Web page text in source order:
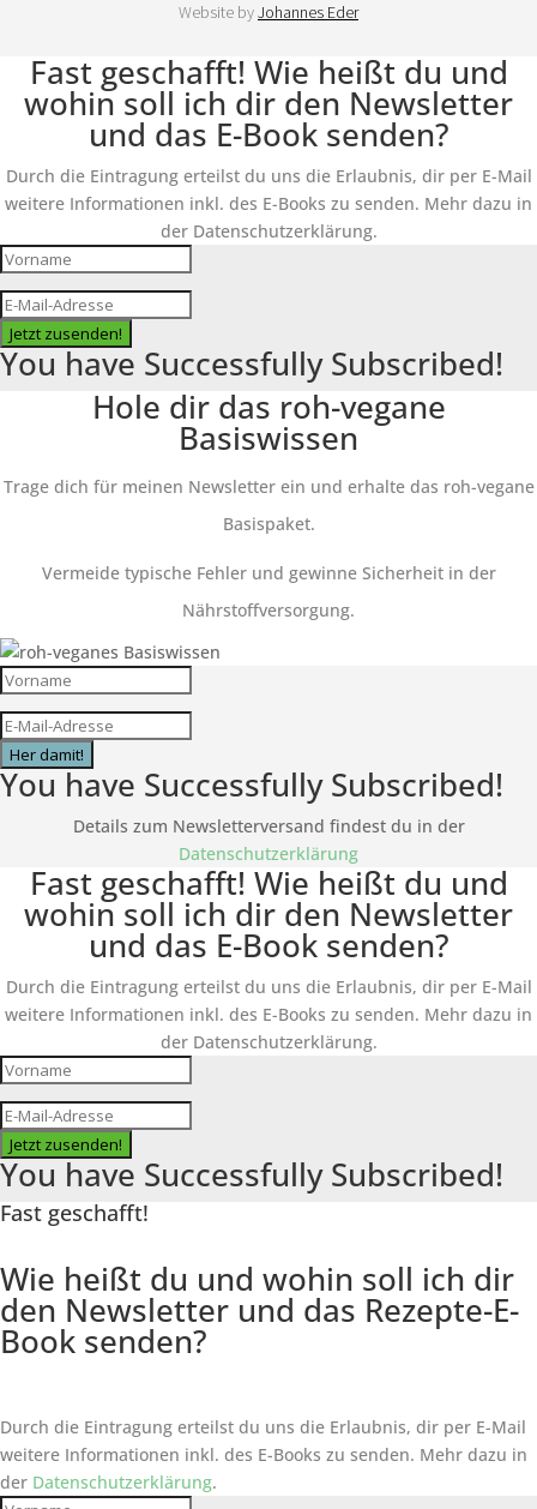
Website byJohannes Eder
Fast geschafft! Wie heißt du und
wohin soll ich dir den Newsletter
und das E-Book senden?
Durch die Eintragung erteilst du uns die Erlaubnis, dir per E-Mail
weitere Informationen inkl. des E-Books zu senden. Mehr dazu in
der Datenschutzerklärung.
Jetzt zusenden!
You have Successfully Subscribed!
Hole dir das roh-vegane
Basiswissen
Trage dich für meinen Newsletter ein und erhalte das roh-vegane
Basispaket.
Vermeide typische Fehler und gewinne Sicherheit in der
Nährstoffversorgung.
Her damit!
You have Successfully Subscribed!
Details zum Newsletterversand findest du in der
Datenschutzerklärung
Fast geschafft! Wie heißt du und
wohin soll ich dir den Newsletter
und das E-Book senden?
Durch die Eintragung erteilst du uns die Erlaubnis, dir per E-Mail
weitere Informationen inkl. des E-Books zu senden. Mehr dazu in
der Datenschutzerklärung.
Jetzt zusenden!
You have Successfully Subscribed!
Fast geschafft!
Wie heißt du und wohin soll ich dir
den Newsletter und das Rezepte-E-
Book senden?
Durch die Eintragung erteilst du uns die Erlaubnis, dir per E-Mail
weitere Informationen inkl. des E-Books zu senden. Mehr dazu in
der Datenschutzerklärung.